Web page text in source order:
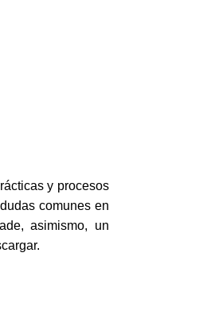
y procesos
comunes en
asimismo, un